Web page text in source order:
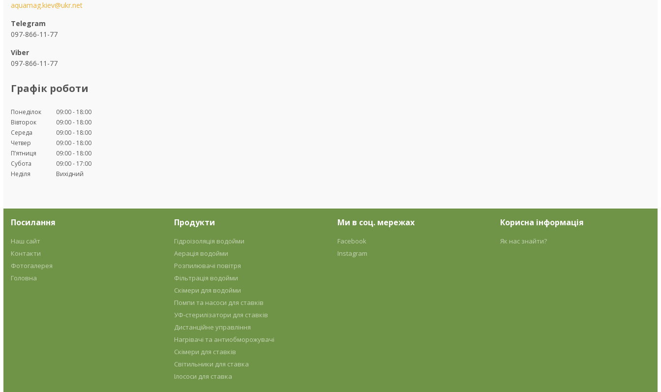
aquamag.kiev@ukr.net
097-866-11-77
097-866-11-77
Графік роботи
Понеділок 09:00
18:00
Вівторок
09:00
18:00
Середа
09:00
18:00
Четвер
09:00
18:00
Пʼятниця
09:00
18:00
Субота
09:00
17:00
Неділя
Вихідний
Посилання
Наш сайт
Контакти
Фотогалерея
Головна
Продукти
Гідроізоляція водойми
Аерація водойми
Розпилювачі повітря
Фільтрація водойми
Скімери для водойми
Помпи та насоси для ставків
УФ-стерилізатори для ставків
Дистанційне управління
Нагрівачі та антиобморожувачі
Скімери для ставків
Світильники для ставка
Ілососи для ставка
Ми в соц. мережах
Facebook
Instagram
Корисна інформація
Як нас знайти?